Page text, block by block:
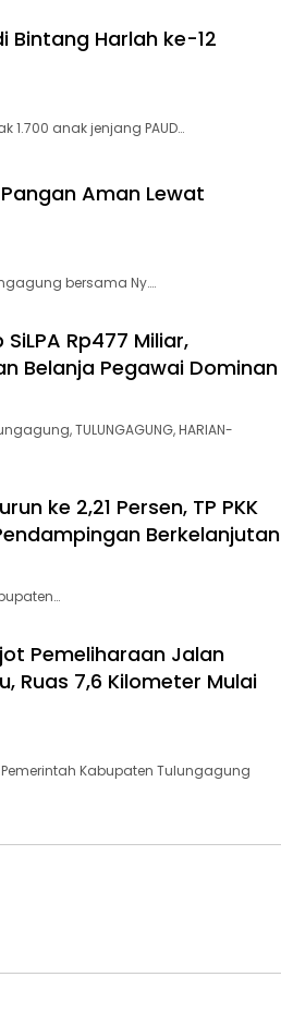
Bintang Harlah ke-12
1.700 anak jenjang PAUD…
Aman Lewat
bersama Ny….
Rp477 Miliar,
Belanja Pegawai Dominan
TULUNGAGUNG, HARIAN-
ke 2,21 Persen, TP PKK
Berkelanjutan
Pemeliharaan Jalan
Ruas 7,6 Kilometer Mulai
Pemerintah Kabupaten Tulungagung